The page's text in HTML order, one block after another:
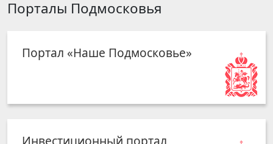
Порталы Подмосковья
Портал «Наше Подмосковье»